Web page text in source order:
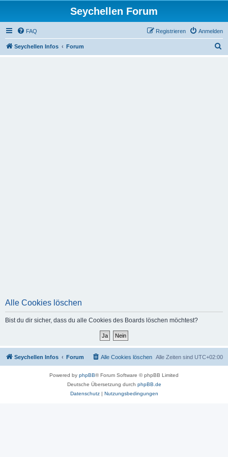
Seychellen Forum
FAQ Anmelden
Registrieren
Seychellen Infos Forum
Alle Cookies löschen
Bist du dir sicher, dass du alle Cookies des Boards löschen möchtest?
Seychellen Infos Forum Alle Zeiten sind UTC+02:00
Alle Cookies löschen
Powered by phpBB® Forum Software © phpBB Limited
Deutsche Übersetzung durch phpBB.de
Datenschutz| Nutzungsbedingungen